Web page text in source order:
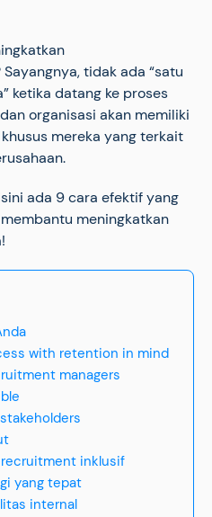
Sayangnya, tidak ada “satu
ketika datang ke proses
organisasi akan memiliki
mereka yang terkait
ada 9 cara efektif yang
meningkatkan
with retention in mind
managers
inklusif
yang tepat
internal